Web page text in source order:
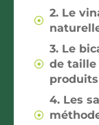
2. Le
3. Le
de taille
4. Les